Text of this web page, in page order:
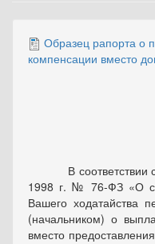
Образец рапорта о
компенсации вместо
В соответствии
1998 г. № 76-ФЗ «О
Вашего ходатайства
(начальником) о
вместо